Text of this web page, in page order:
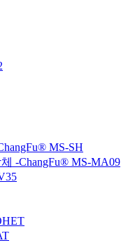
MS-SH
-ChangFu® MS-MA09